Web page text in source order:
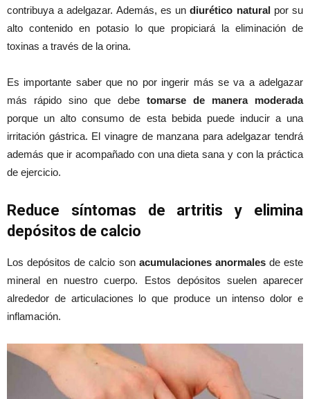
contribuya a adelgazar. Además, es undiurético naturalpor su
alto contenido en potasio lo que propiciará la eliminación de
toxinas a través de la orina.
Es importante saber que no por ingerir más se va a adelgazar
más rápido sino que debe tomarse de manera moderada
porque un alto consumo de esta bebida puede inducir a una
irritación gástrica. El vinagre de manzana para adelgazar tendrá
además que ir acompañado con una dieta sana y con la práctica
de ejercicio.
Reduce síntomas de artritis y elimina
depósitos de calcio
Los depósitos de calcio son acumulaciones anormalesde este
mineral en nuestro cuerpo. Estos depósitos suelen aparecer
alrededor de articulaciones lo que produce un intenso dolor e
inflamación.